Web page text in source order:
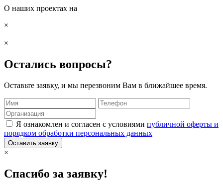
О наших проектах на
×
×
Остались вопросы?
Оставьте заявку, и мы перезвоним Вам в ближайшее время.
Я ознакомлен и согласен с условиями публичной оферты и
порядком обработки персональных данных
Оставить заявку
×
Спасибо за заявку!